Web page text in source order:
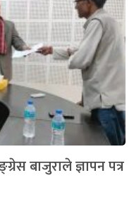
बाजुराले ज्ञापन पत्र